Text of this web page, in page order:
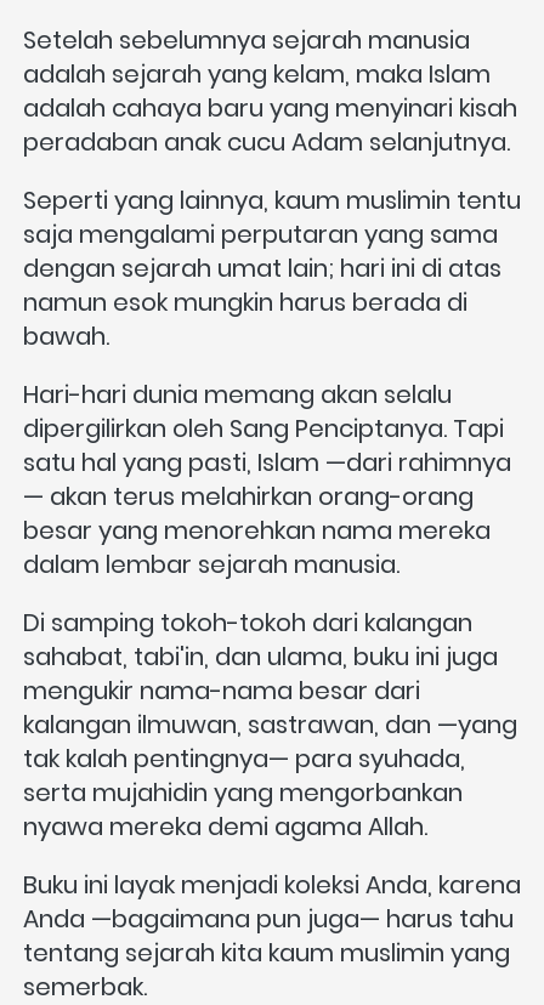
Setelah sebelumnya sejarah manusia
adalah sejarah yang kelam, maka Islam
adalah cahaya baru yang menyinari kisah
peradaban anak cucu Adam selanjutnya.
Seperti yang lainnya, kaum muslimin tentu
saja mengalami perputaran yang sama
dengan sejarah umat lain; hari ini di atas
namun esok mungkin harus berada di
bawah.
Hari-hari dunia memang akan selalu
dipergilirkan oleh Sang Penciptanya. Tapi
satu hal yang pasti, Islam —dari rahimnya
— akan terus melahirkan orang-orang
besar yang menorehkan nama mereka
dalam lembar sejarah manusia.
Di samping tokoh-tokoh dari kalangan
sahabat, tabi'in, dan ulama, buku ini juga
mengukir nama-nama besar dari
kalangan ilmuwan, sastrawan, dan —yang
tak kalah pentingnya— para syuhada,
serta mujahidin yang mengorbankan
nyawa mereka demi agama Allah.
Buku ini layak menjadi koleksi Anda, karena
Anda —bagaimana pun juga— harus tahu
tentang sejarah kita kaum muslimin yang
semerbak.